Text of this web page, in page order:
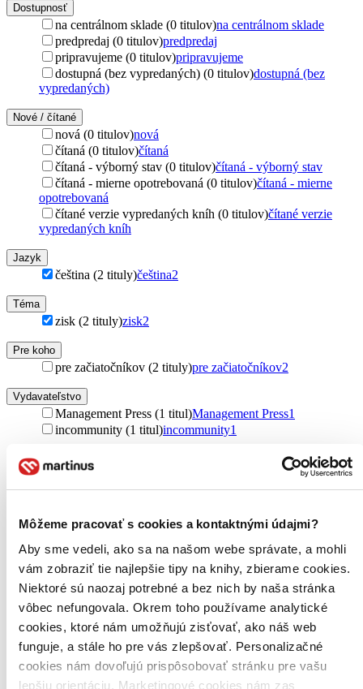
Môžeme pracovať s cookies a kontaktnými údajmi?
Aby sme vedeli, ako sa na našom webe správate, a mohli
vám zobraziť tie najlepšie tipy na knihy, zbierame cookies.
Niektoré sú naozaj potrebné a bez nich by naša stránka
vôbec nefungovala. Okrem toho používame analytické
cookies, ktoré nám umožňujú zisťovať, ako náš web
funguje, a stále ho pre vás zlepšovať. Personalizačné
cookies nám dovoľujú prispôsobovať stránku pre vašu
lepšiu orientáciu. Marketingové cookies nám zas
Dostupnosť
na centrálnom sklade (0 titulov)na centrálnom sklade
predpredaj (0 titulov)predpredaj
pripravujeme (0 titulov)pripravujeme
dostupná (bez vypredaných) (0 titulov)dostupná (bez
vypredaných)
Nové / čítané
nová (0 titulov)nová
čítaná (0 titulov)čítaná
čítaná - výborný stav (0 titulov)čítaná - výborný stav
čítaná - mierne opotrebovaná (0 titulov)čítaná - mierne
opotrebovaná
čítané verzie vypredaných kníh (0 titulov)čítané verzie
vypredaných kníh
Jazyk
čeština (2 tituly)čeština2
Téma
zisk (2 tituly)zisk2
Pre koho
pre začiatočníkov (2 tituly)pre začiatočníkov2
Vydavateľstvo
Management Press (1 titul)Management Press1
incommunity (1 titul)incommunity1
Väzba
Zoradiť
Bestsellery
Top hodnotené
Novinky
Najdrahšie
Najlacnejšie